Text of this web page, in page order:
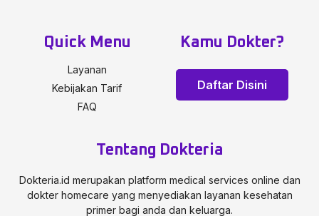
Quick Menu
Layanan
Kebijakan Tarif
FAQ
Kamu Dokter?
Daftar Disini
Tentang Dokteria
Dokteria.id merupakan platform medical services online dan
dokter homecare yang menyediakan layanan kesehatan
primer bagi anda dan keluarga.